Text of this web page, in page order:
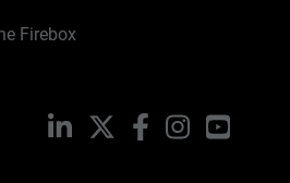
Firebox
LinkedIn FacebookInstagram